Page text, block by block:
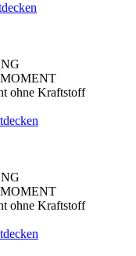
ohne Kraftstoff
ohne Kraftstoff